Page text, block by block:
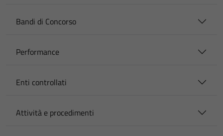
Bandi di Concorso
Performance
Enti controllati
Attività e procedimenti